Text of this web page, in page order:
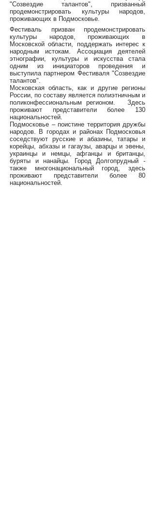
"Созвездие талантов", призванный
продемонстрировать культуры народов,
проживающих в Подмосковье.
Фестиваль призван продемонстрировать
культуры народов, проживающих в
Московской области, поддержать интерес к
народным истокам. Ассоциация деятелей
этнографии, культуры и искусства стала
одним из инициаторов проведения и
выступила партнером Фестиваля "Созвездие
талантов".
Московская область, как и другие регионы
России, по составу является полиэтничным и
поликонфессиональным регионом. Здесь
проживают представители более 130
национальностей.
Подмосковье – поистине территория дружбы
народов. В городах и районах Подмосковья
соседствуют русские и абазины, татары и
корейцы, абхазы и гагаузы, аварцы и эвены,
украинцы и немцы, афганцы и британцы,
буряты и нанайцы. Город Долгопрудный -
также многонациональный город, здесь
проживают представители более 80
национальностей.